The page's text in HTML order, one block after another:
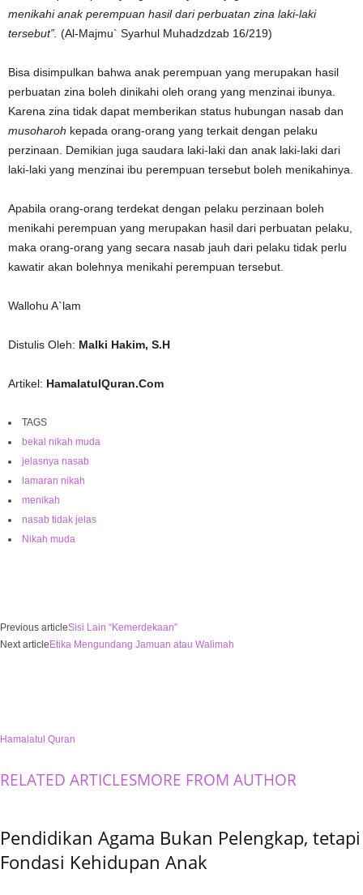
menikahi anak perempuan hasil dari perbuatan zina laki-laki
tersebut”. (Al-Majmu` Syarhul Muhadzdzab 16/219)
Bisa disimpulkan bahwa anak perempuan yang merupakan hasil
perbuatan zina boleh dinikahi oleh orang yang menzinai ibunya.
Karena zina tidak dapat memberikan status hubungan nasab dan
musoharoh kepada orang-orang yang terkait dengan pelaku
perzinaan. Demikian juga saudara laki-laki dan anak laki-laki dari
laki-laki yang menzinai ibu perempuan tersebut boleh menikahinya.
Apabila orang-orang terdekat dengan pelaku perzinaan boleh
menikahi perempuan yang merupakan hasil dari perbuatan pelaku,
maka orang-orang yang secara nasab jauh dari pelaku tidak perlu
kawatir akan bolehnya menikahi perempuan tersebut.
Wallohu A`lam
Distulis Oleh: Malki Hakim, S.H
Artikel: HamalatulQuran.Com
TAGS
bekal nikah muda
jelasnya nasab
lamaran nikah
menikah
nasab tidak jelas
Nikah muda
Previous articleSisi Lain “Kemerdekaan”
Next articleEtika Mengundang Jamuan atau Walimah
Hamalatul Quran
RELATED ARTICLESMORE FROM AUTHOR
Pendidikan Agama Bukan Pelengkap, tetapi
Fondasi Kehidupan Anak